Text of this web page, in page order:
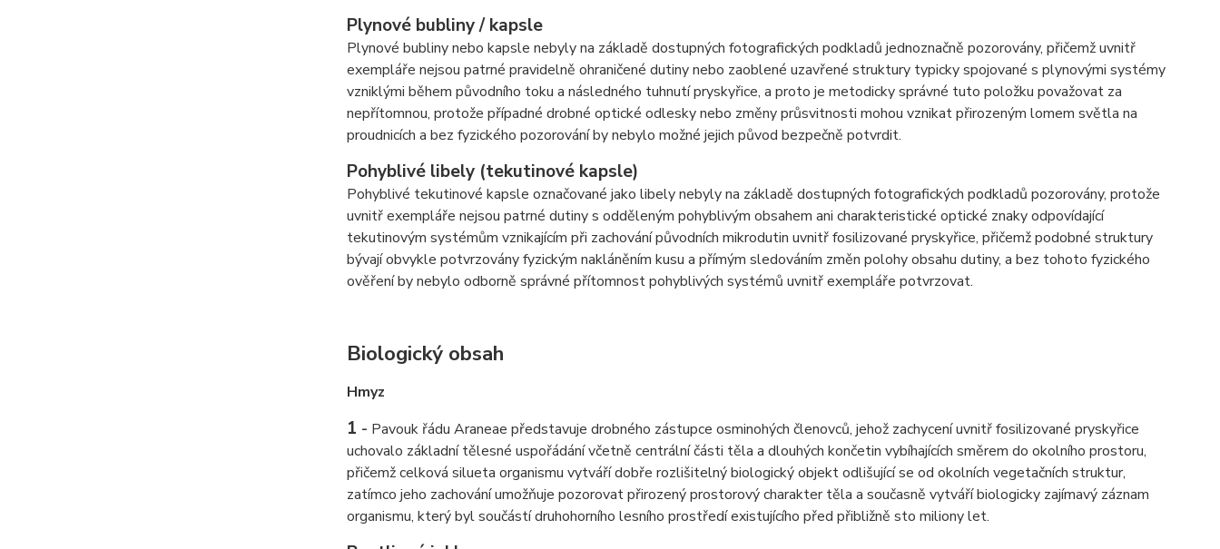
Plynové bubliny / kapsle
Plynové bubliny nebo kapsle nebyly na základě dostupných fotografických podkladů jednoznačně pozorovány, přičemž uvnitř
exempláře nejsou patrné pravidelně ohraničené dutiny nebo zaoblené uzavřené struktury typicky spojované s plynovými systémy
vzniklými během původního toku a následného tuhnutí pryskyřice, a proto je metodicky správné tuto položku považovat za
nepřítomnou, protože případné drobné optické odlesky nebo změny průsvitnosti mohou vznikat přirozeným lomem světla na
proudnicích a bez fyzického pozorování by nebylo možné jejich původ bezpečně potvrdit.
Pohyblivé libely (tekutinové kapsle)
Pohyblivé tekutinové kapsle označované jako libely nebyly na základě dostupných fotografických podkladů pozorovány, protože
uvnitř exempláře nejsou patrné dutiny s odděleným pohyblivým obsahem ani charakteristické optické znaky odpovídající
tekutinovým systémům vznikajícím při zachování původních mikrodutin uvnitř fosilizované pryskyřice, přičemž podobné struktury
bývají obvykle potvrzovány fyzickým nakláněním kusu a přímým sledováním změn polohy obsahu dutiny, a bez tohoto fyzického
ověření by nebylo odborně správné přítomnost pohyblivých systémů uvnitř exempláře potvrzovat.
Biologický obsah
Hmyz
1 - Pavouk řádu Araneae představuje drobného zástupce osminohých členovců, jehož zachycení uvnitř fosilizované pryskyřice
uchovalo základní tělesné uspořádání včetně centrální části těla a dlouhých končetin vybíhajících směrem do okolního prostoru,
přičemž celková silueta organismu vytváří dobře rozlišitelný biologický objekt odlišující se od okolních vegetačních struktur,
zatímco jeho zachování umožňuje pozorovat přirozený prostorový charakter těla a současně vytváří biologicky zajímavý záznam
organismu, který byl součástí druhohorního lesního prostředí existujícího před přibližně sto miliony let.